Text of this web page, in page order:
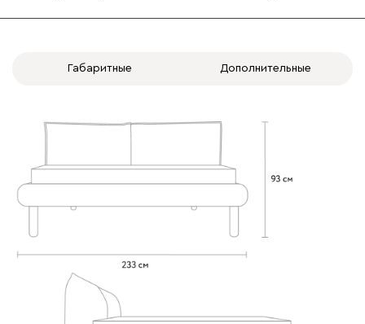
Габаритные Дополнительные